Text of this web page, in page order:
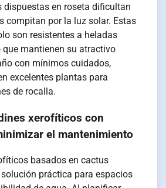
dispuestas en roseta dificultan
compitan por la luz solar. Estas
son resistentes a heladas
que mantienen su atractivo
con mínimos cuidados,
excelentes plantas para
de rocalla.
xerofíticos con
el mantenimiento
basados en cactus
práctica para espacios